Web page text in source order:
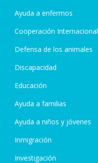
Ayuda a enfermos
Cooperación Internacional
Defensa de los animales
Discapacidad
Educación
Ayuda a familias
Ayuda a niños y jóvenes
Inmigración
Investigación